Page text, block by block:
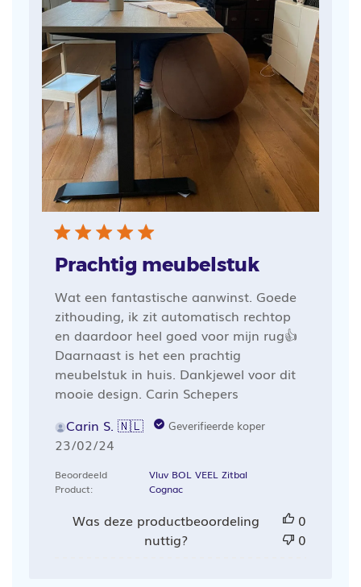
Prachtig meubelstuk
Wat een fantastische aanwinst. Goede
zithouding, ik zit automatisch rechtop
en daardoor heel goed voor mijn rug👍
Daarnaast is het een prachtig
meubelstuk in huis. Dankjewel voor dit
mooie design. Carin Schepers
Carin S. 🇳🇱
Geverifieerde koper
Publicatiedatum
23/02/24
Beoordeeld
Product:
Vluv BOL VEEL Zitbal
Cognac
Was deze productbeoordeling
nuttig?
0
0